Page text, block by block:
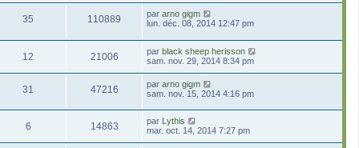
35 110889 par arno gigm
lun. déc. 08, 2014 12:47 pm
12 21006 par black sheep herisson
sam. nov. 29, 2014 8:34 pm
31 47216 par arno gigm
sam. nov. 15, 2014 4:16 pm
6 14863 par Lythis
mar. oct. 14, 2014 7:27 pm